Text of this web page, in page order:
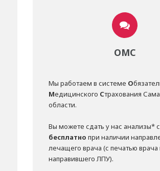
ОМС
Мы работаем в системе О
Медицинского Страхования
области.
Вы можете сдать у нас анализы*
бесплатно при наличии
лечащего врача (с печатью врача
направившего ЛПУ).